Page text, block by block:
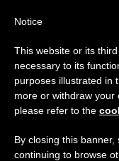
TESTIMONIOS
Aviso
Del 27 de julio
anual,
se generan
Notice
This website or its
necessary to its
purposes illustrated in
more or withdraw your
please refer to the
By closing this
continuing to browse